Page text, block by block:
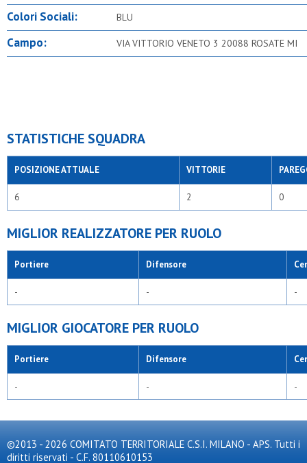
Colori Sociali:
BLU
Campo: VIA VITTORIO VENETO 3 20088 ROSATE MI
STATISTICHE SQUADRA
POSIZIONE ATTUALE VITTORIE
6 2 0
MIGLIOR REALIZZATORE PER RUOLO
Portiere Difensore
- - -
MIGLIOR GIOCATORE PER RUOLO
Portiere Difensore
- - -
©2013 - 2026 COMITATO TERRITORIALE C.S.I. MILANO - APS. Tutti i
diritti riservati - C.F. 80110610153